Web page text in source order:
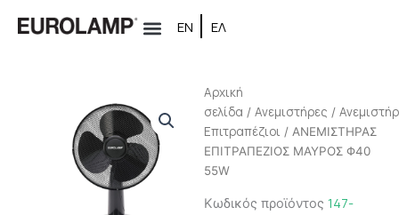
στο
ΕΝ ΕΛ
Αρχική
σελίδα /Ανεμιστήρες /
Επιτραπέζιοι / ΑΝΕΜΙΣΤΗΡΑΣ
ΕΠΙΤΡΑΠΕΖΙΟΣ ΜΑΥΡΟΣ Φ40
55W
Κωδικός προϊόντος147-